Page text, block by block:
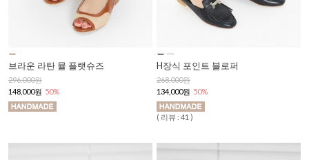
브라운 라탄 뮬 플랫슈즈
296,000원
148,000원 50%
H장식 포인트 블로퍼
268,000원
134,000원 50%
( 리뷰 : 41 )